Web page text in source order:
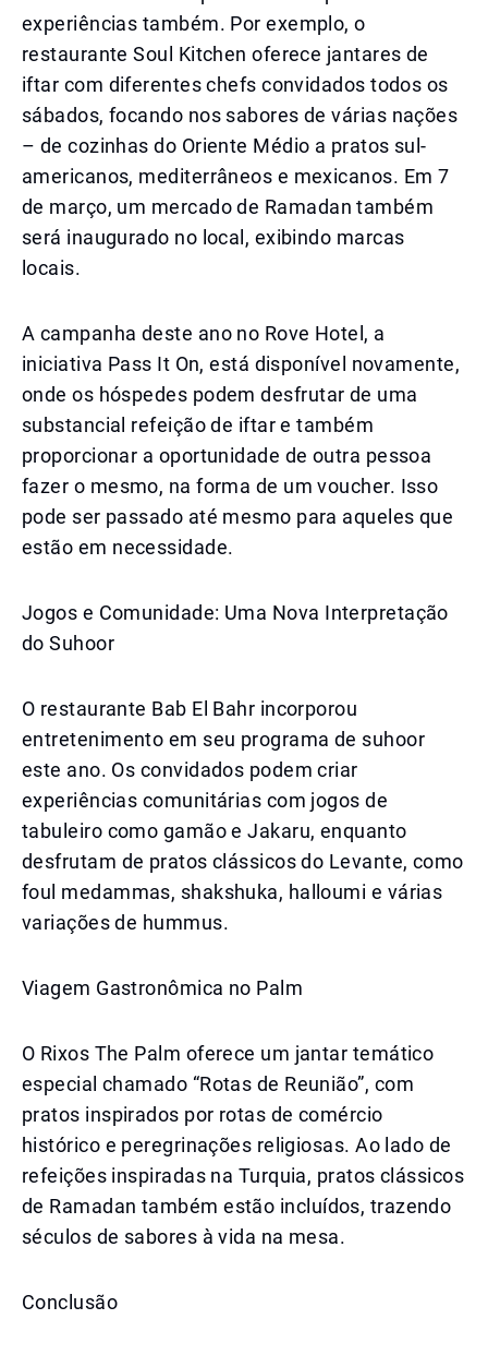
experiências também. Por exemplo, o
restaurante Soul Kitchen oferece jantares de
iftar com diferentes chefs convidados todos os
sábados, focando nos sabores de várias nações
– de cozinhas do Oriente Médio a pratos sul-
americanos, mediterrâneos e mexicanos. Em 7
de março, um mercado de Ramadan também
será inaugurado no local, exibindo marcas
locais.
A campanha deste ano no Rove Hotel, a
iniciativa Pass It On, está disponível novamente,
onde os hóspedes podem desfrutar de uma
substancial refeição de iftar e também
proporcionar a oportunidade de outra pessoa
fazer o mesmo, na forma de um voucher. Isso
pode ser passado até mesmo para aqueles que
estão em necessidade.
Jogos e Comunidade: Uma Nova Interpretação
do Suhoor
O restaurante Bab El Bahr incorporou
entretenimento em seu programa de suhoor
este ano. Os convidados podem criar
experiências comunitárias com jogos de
tabuleiro como gamão e Jakaru, enquanto
desfrutam de pratos clássicos do Levante, como
foul medammas, shakshuka, halloumi e várias
variações de hummus.
Viagem Gastronômica no Palm
O Rixos The Palm oferece um jantar temático
especial chamado “Rotas de Reunião”, com
pratos inspirados por rotas de comércio
histórico e peregrinações religiosas. Ao lado de
refeições inspiradas na Turquia, pratos clássicos
de Ramadan também estão incluídos, trazendo
séculos de sabores à vida na mesa.
Conclusão